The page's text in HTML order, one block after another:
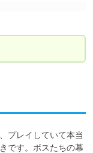
プレイしていて本当
です。ボスたちの幕